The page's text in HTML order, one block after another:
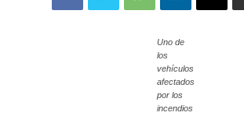
Uno de
los
vehículos
afectados
por los
incendios